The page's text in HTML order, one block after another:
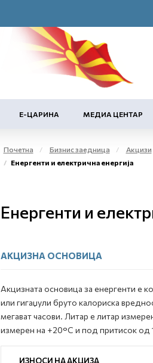
Е-ЦАРИНА МЕДИА ЦЕНТАР
Почетна Бизнис заедница Акцизи
Енергенти и електрична енергија
Енергенти и
АКЦИЗНА ОСНОВИЦА
Акцизната основица за енергенти е
или гигаџули бруто калориска
мегават часови. Литар е литар
измерен на +20°C и под притисок од
ИЗНОСИ НА АКЦИЗА